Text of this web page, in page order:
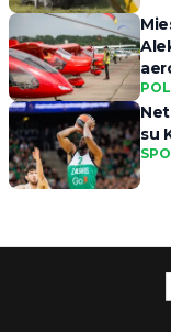
su